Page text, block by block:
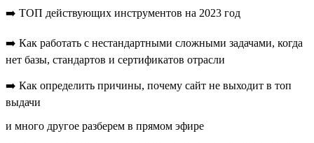
➡️ ТОП действующих инструментов на 2023 год
➡️ Как работать с нестандартными сложными задачами, когда
нет базы, стандартов и сертификатов отрасли
➡️ Как определить причины, почему сайт не выходит в топ
выдачи
и много другое разберем в прямом эфире